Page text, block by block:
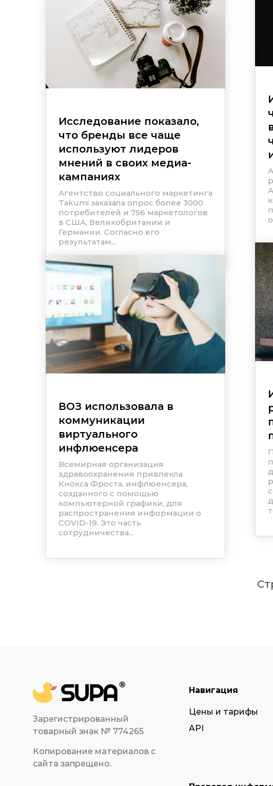
Исследование показало,
что бренды все чаще
используют лидеров
мнений в своих медиа-
кампаниях
Агентство социального маркетинга
Takumi заказала опрос более 3000
потребителей и 756 маркетологов
в США, Великобритании и
Германии. Согласно его
результатам,...
ВОЗ использовала в
коммуникации
виртуального
инфлюенсера
Всемирная организация
здравоохранения привлекла
Кнокса Фроста, инфлюенсера,
созданного с помощью
компьютерной графики, для
распространения информации о
COVID-19. Это часть
сотрудничества...
Зарегистрированный
товарный знак № 774265
Копирование материалов с
сайта запрещено.
Навигация
Цены и тарифы
API